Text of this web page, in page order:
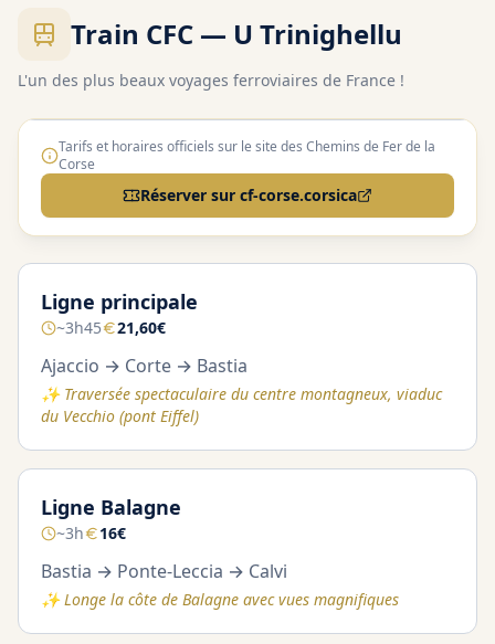
Train CFC — U Trinighellu
L'un des plus beaux voyages ferroviaires de France !
Tarifs et horaires officiels sur le site des Chemins de Fer de la
Corse
Réserver sur cf-corse.corsica
Ligne principale
~3h45 21,60€
Ajaccio → Corte → Bastia
✨ Traversée spectaculaire du centre montagneux, viaduc
du Vecchio (pont Eiffel)
Ligne Balagne
~3h 16€
Bastia → Ponte-Leccia → Calvi
✨Longe la côte de Balagne avec vues magnifiques